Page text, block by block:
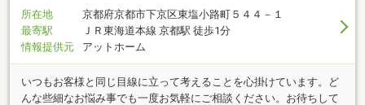
所在地
京都府京都市下京区東塩小路町５４４－１
最寄駅
ＪＲ東海道本線 京都駅 徒歩1分
情報提供元
アットホーム
いつもお客様と同じ目線に立って考えることを心掛けています。ど
んな些細なお悩み事でも一度お気軽にご相談ください。お待ちして